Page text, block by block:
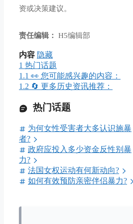
资或决策建议。
责任编辑： H5编辑部
内容 隐藏
1 热门话题
1.1 👀 您可能感兴趣的内容：
1.2 🔄 更多历史资讯推荐：
热门话题
为何女性受害者大多认识施暴
者?
政府应投入多少资金反性别暴
力?
法国女权运动有何新动向?
如何有效预防亲密伴侣暴力?